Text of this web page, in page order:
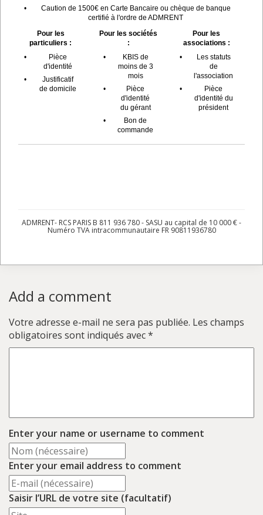
•
Caution de 1500€ en Carte Bancaire ou chèque de banque
certifié à l'ordre de ADMRENT
Pour les
particuliers :
•
Pièce
d'identité
•
Justificatif
de domicile
Pour les sociétés
:
•
KBIS de
moins de 3
mois
•
Pièce
d'identité
du gérant
•
Bon de
commande
Pour les
associations :
•
Les statuts
de
l'association
•
Pièce
d'identité du
président
ADMRENT- RCS PARIS B 811 936 780 - SASU au capital de 10 000 € -
Numéro TVA intracommunautaire FR 90811936780
Add a comment
Votre adresse e-mail ne sera pas publiée. Les champs
obligatoires sont indiqués avec*
Enter your name or username to comment
Enter your email address to comment
Saisir l’URL de votre site (facultatif)